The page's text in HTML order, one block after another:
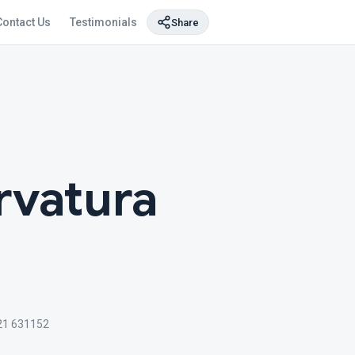
Us Testimonials Share
631152